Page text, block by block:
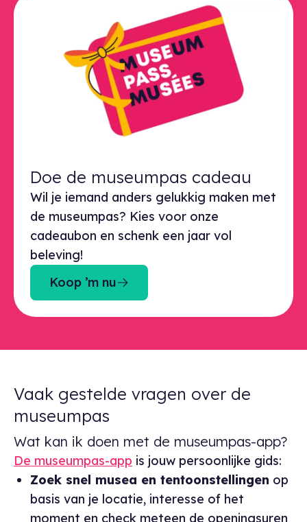
Doe de museumpas cadeau
Wil je iemand anders gelukkig maken met
de museumpas? Kies voor onze
cadeaubon en schenk een jaar vol
beleving!
Koop ’m nu
Vaak gestelde vragen over de
museumpas
Wat kan ik doen met de museumpas-app?
De museumpas-app is jouw persoonlijke gids:
Zoek snel musea en tentoonstellingen op
basis van je locatie, interesse of het
moment en check meteen de openingsuren